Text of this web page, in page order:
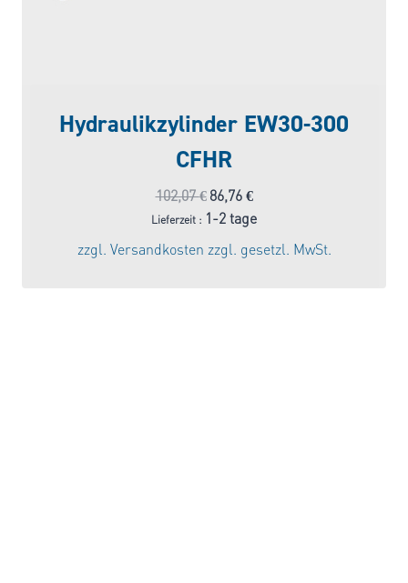
Hydraulikzylinder EW30-300
CFHR
102,07€ Ursprünglicher
Preis
war:
102,07 €
86,76 €Aktueller
Preis
Lieferzeit : 1-2 tage
zzgl. Versandkosten zzgl. gesetzl. MwSt.